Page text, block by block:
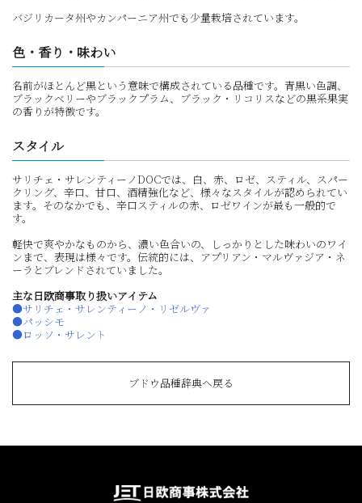
バジリカータ州やカンパーニア州でも少量栽培されています。
色・香り・味わい
名前がほとんど黒という意味で構成されている品種です。青黒い色調、
ブラックベリーやブラックプラム、ブラック・リコリスなどの黒系果実
の香りが特徴です。
スタイル
サリチェ・サレンティーノDOCでは、白、赤、ロゼ、スティル、スパー
クリング、辛口、甘口、酒精強化など、様々なスタイルが認められてい
ます。そのなかでも、辛口スティルの赤、ロゼワインが最も一般的で
す。
軽快で爽やかなものから、濃い色合いの、しっかりとした味わいのワイ
ンまで、表現は様々です。伝統的には、アプリアン・マルヴァジア・ネ
ーラとブレンドされていました。
主な日欧商事取り扱いアイテム
●サリチェ・サレンティーノ・リゼルヴァ
●パッシモ
●ロッソ・サレント
ブドウ品種辞典へ戻る